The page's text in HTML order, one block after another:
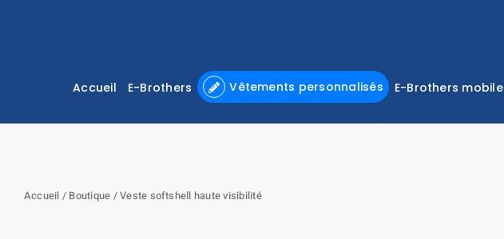
Accueil E-Brothers Vêtements personnalisés E-Brothers mobile
Accueil / Boutique /Veste softshell haute visibilité